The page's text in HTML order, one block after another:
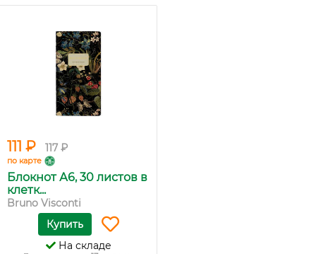
111 ₽ 117 ₽
по карте
Блокнот А6, 30 листов в
клетк...
Bruno Visconti
Купить
На складе